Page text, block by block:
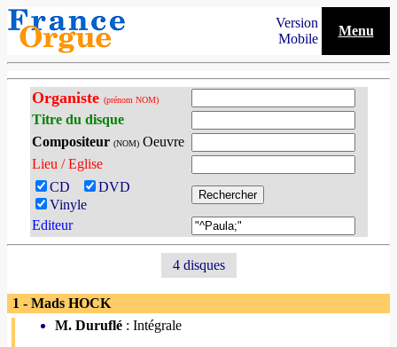
Version
Mobile
Menu
Organiste (prénom NOM)
Titre du disque
Compositeur (NOM)Oeuvre
Lieu / Eglise
CD
DVD
Vinyle
Editeur
4 disques
1 - Mads HOCK
M. Duruflé : Intégrale